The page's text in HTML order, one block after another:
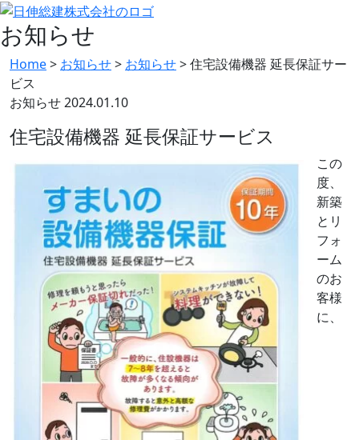
お知らせ
Home> お知らせ> お知らせ>住宅設備機器 延長保証サー
ビス
お知らせ2024.01.10
住宅設備機器 延長保証サービス
この
度、
新築
とリ
フォ
ーム
のお
客様
に、